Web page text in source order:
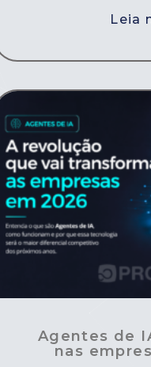
Leia
Agentes de
nas